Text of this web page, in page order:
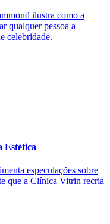
ilustra como a
qualquer pessoa a
celebridade.
Estética
especulações sobre
que a Clínica Vitrin recria